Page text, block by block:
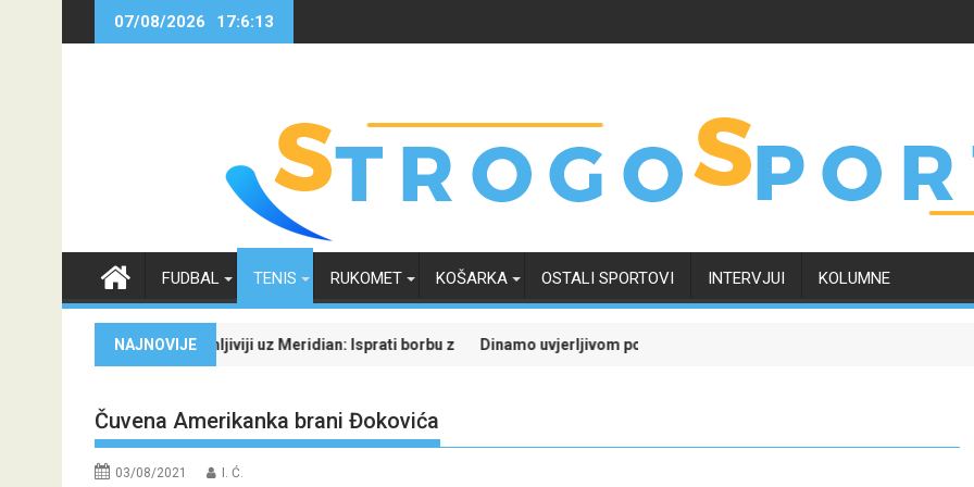
07/08/2026 17:6:14
FUDBAL TENIS RUKOMET KOŠARKA OSTALI SPORTOVI INTERVJUI KOLUMNE
NAJNOVIJE
oko svoje budućnosti
četvrtak zanimljiviji uz Meridian: Isprati borbu za grupnu fazu uz najveće kvoteDinamo uvjerljivom pobjedom savladao Kaunu Žalgiris i učvrstio šanse za
Čuvena Amerikanka brani Đokovića
03/08/2021 I. Ć.